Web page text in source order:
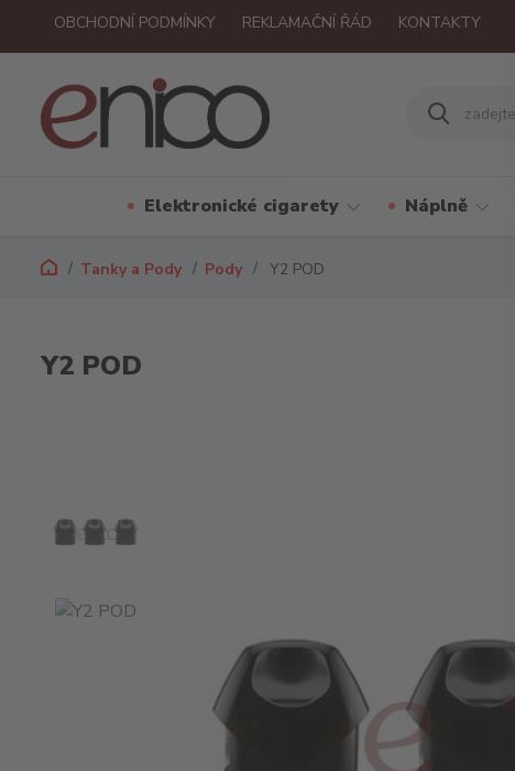
OBCHODNÍ PODMÍNKY REKLAMAČNÍ ŘÁD KONTAKTY
Elektronické cigarety Náplně
Tanky a Pody Pody Y2 POD
Y2 POD